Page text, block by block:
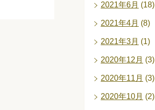
2021年6月 (18)
2021年4月 (8)
2021年3月 (1)
2020年12月 (3)
2020年11月 (3)
2020年10月 (2)